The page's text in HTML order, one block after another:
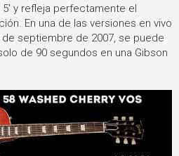
y refleja perfectamente el
En una de las versiones en vivo
de septiembre de 2007, se puede
de 90 segundos en una Gibson